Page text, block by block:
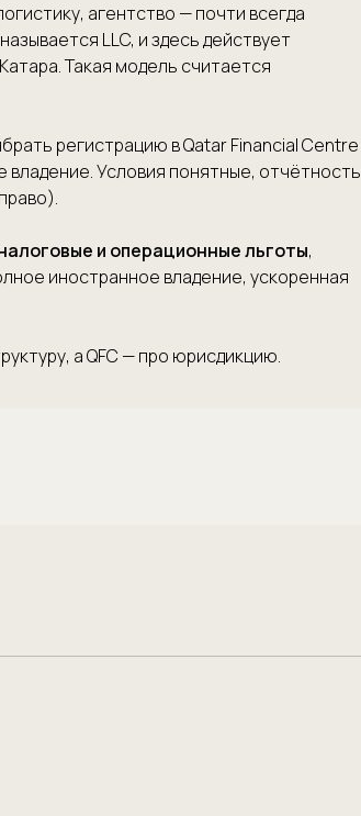
агентство — почти всегда
LLC, и здесь действует
Такая модель считается
регистрацию в Qatar Financial Centre
владение. Условия понятные, отчётность
и операционные льготы,
иностранное владение, ускоренная
а QFC — про юрисдикцию.